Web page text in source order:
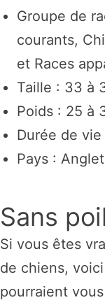
Groupe de
courants,
et Races
Taille : 33 à
Poids : 25 à
Durée de vie
Pays :
Sans
Si vous êtes
de chiens,
pourraient